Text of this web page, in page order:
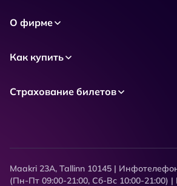
О фирме
Как купить
Страхование билетов
Maakri 23A, Tallinn 10145 |
(Пн-Пт 09:00-21:00, Сб-Вс 10:00-21:00) |